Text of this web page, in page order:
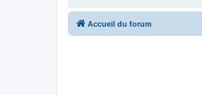
Accueil du forum